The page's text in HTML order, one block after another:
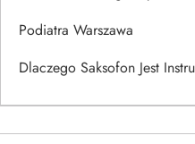
Podiatra Warszawa
Dlaczego Saksofon Jest